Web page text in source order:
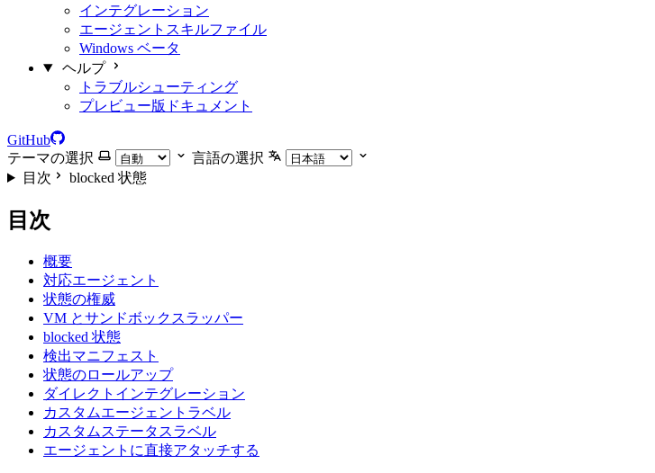
インテグレーション
エージェントスキルファイル
Windows ベータ
ヘルプ
トラブルシューティング
プレビュー版ドキュメント
GitHub
テーマの選択
言語の選択
目次
blocked 状態
目次
概要
対応エージェント
状態の権威
VM とサンドボックスラッパー
blocked 状態
検出マニフェスト
状態のロールアップ
ダイレクトインテグレーション
カスタムエージェントラベル
カスタムステータスラベル
エージェントに直接アタッチする